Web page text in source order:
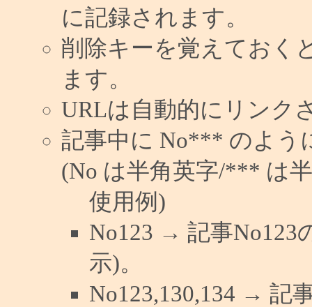
に記録されます。
削除キーを覚えておく
ます。
URLは自動的にリンク
記事中に No*** のよう
(No は半角英字/*** は
使用例)
No123 → 記事No123
示)。
No123,130,134 → 記